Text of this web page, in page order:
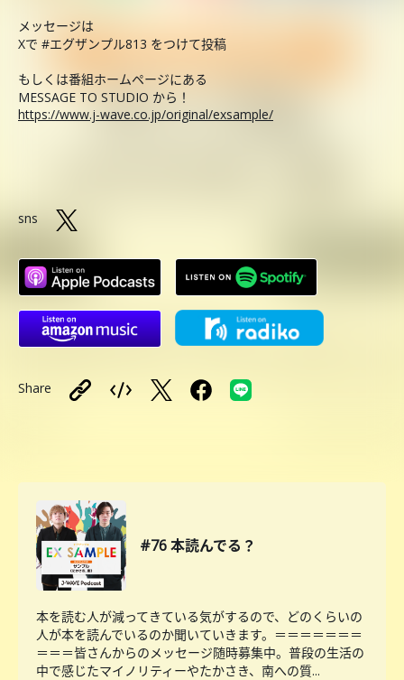
メッセージは
Xで #エグザンプル813 をつけて投稿
もしくは番組ホームページにある
MESSAGE TO STUDIO から！
https://www.j-wave.co.jp/original/exsample/
sns
Share
#76 本読んでる？
本を読む人が減ってきている気がするので、どのくらいの
人が本を読んでいるのか聞いていきます。＝＝＝＝＝＝＝
＝＝＝皆さんからのメッセージ随時募集中。普段の生活の
中で感じたマイノリティーやたかさき、南への質...